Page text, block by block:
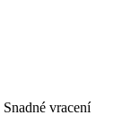
Snadné vracení